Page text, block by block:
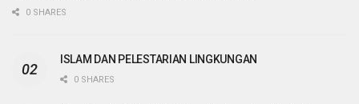
0 SHARES
ISLAM DAN PELESTARIAN LINGKUNGAN
0 SHARES